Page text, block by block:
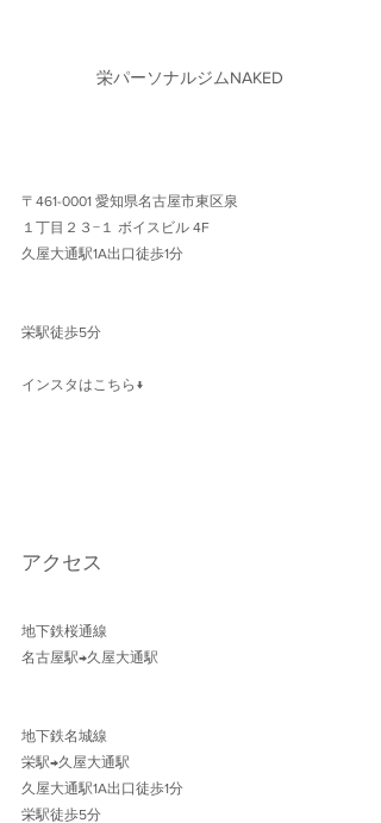
栄パーソナルジムNAKED
〒461-0001 愛知県名古屋市東区泉
１丁目２３−１ ボイスビル 4F
久屋大通駅1A出口徒歩1分
栄駅徒歩5分
インスタはこちら↓
アクセス
地下鉄桜通線
名古屋駅→久屋大通駅
地下鉄名城線
栄駅→久屋大通駅
久屋大通駅1A出口徒歩1分
栄駅徒歩5分